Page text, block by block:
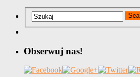
Obserwuj nas!